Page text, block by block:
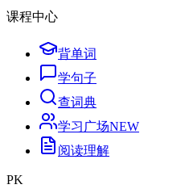
课程中心
背单词
学句子
查词典
学习广场NEW
阅读理解
PK